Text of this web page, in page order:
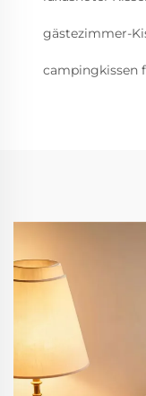
gästezimmer-
campingkissen